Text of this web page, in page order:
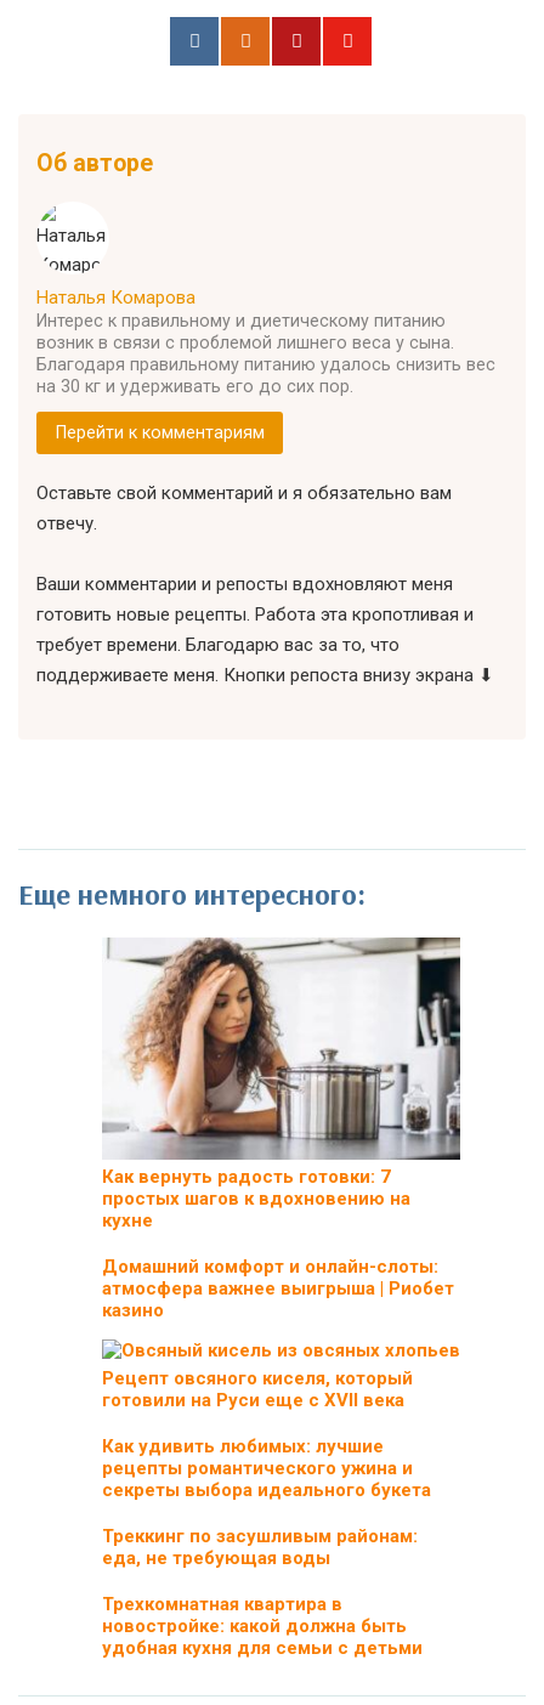
Об авторе
Наталья Комарова
Интерес к правильному и диетическому питанию
возник в связи с проблемой лишнего веса у сына.
Благодаря правильному питанию удалось снизить вес
на 30 кг и удерживать его до сих пор.
Перейти к комментариям
Оставьте свой комментарий и я обязательно вам
отвечу.
Ваши комментарии и репосты вдохновляют меня
готовить новые рецепты. Работа эта кропотливая и
требует времени. Благодарю вас за то, что
поддерживаете меня. Кнопки репоста внизу экрана ⬇
Еще немного интересного:
Как вернуть радость готовки: 7
простых шагов к вдохновению на
кухне
Домашний комфорт и онлайн-слоты:
атмосфера важнее выигрыша | Риобет
казино
Рецепт овсяного киселя, который
готовили на Руси еще с ХVII века
Как удивить любимых: лучшие
рецепты романтического ужина и
секреты выбора идеального букета
Треккинг по засушливым районам:
еда, не требующая воды
Трехкомнатная квартира в
новостройке: какой должна быть
удобная кухня для семьи с детьми